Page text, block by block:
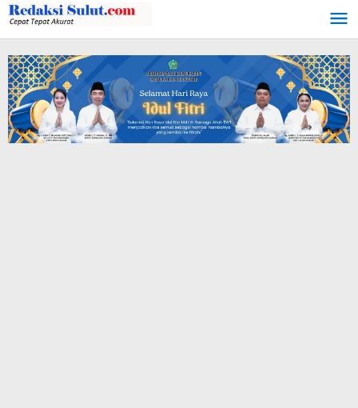
Lewati
ke
konten